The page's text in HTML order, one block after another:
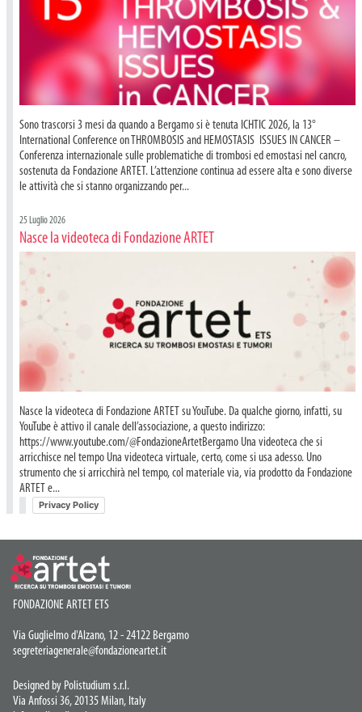
Sono trascorsi 3 mesi da quando a Bergamo si è tenuta ICHTIC 2026, la 13°
International Conference on THROMBOSIS and HEMOSTASIS ISSUES IN CANCER –
Conferenza internazionale sulle problematiche di trombosi ed emostasi nel cancro,
sostenuta da Fondazione ARTET. L’attenzione continua ad essere alta e sono diverse
le attività che si stanno organizzando per...
25 Luglio 2026
Nasce la videoteca di Fondazione ARTET
Nasce la videoteca di Fondazione ARTET su YouTube. Da qualche giorno, infatti, su
YouTube è attivo il canale dell’associazione, a questo indirizzo:
https://www.youtube.com/@FondazioneArtetBergamo Una videoteca che si
arricchisce nel tempo Una videoteca virtuale, certo, come si usa adesso. Uno
strumento che si arricchirà nel tempo, col materiale via, via prodotto da Fondazione
ARTET e...
Privacy Policy
FONDAZIONE ARTET ETS
Via Guglielmo d'Alzano, 12 - 24122 Bergamo
segreteriagenerale@fondazioneartet.it
Designed by Polistudium s.r.l.
Via Anfossi 36, 20135 Milan, Italy